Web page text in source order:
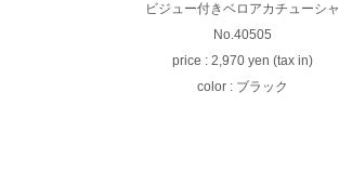
ビジュー付きベロアカチューシャ
No.40505
price : 2,970 yen (tax in)
color : ブラック